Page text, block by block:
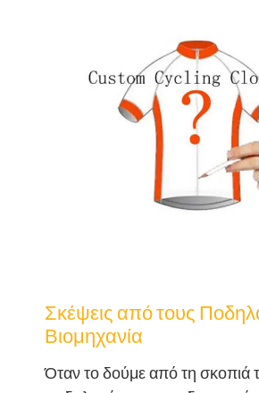
Σκέψεις από τους
Βιομηχανία
Όταν το δούμε από τη σκοπιά